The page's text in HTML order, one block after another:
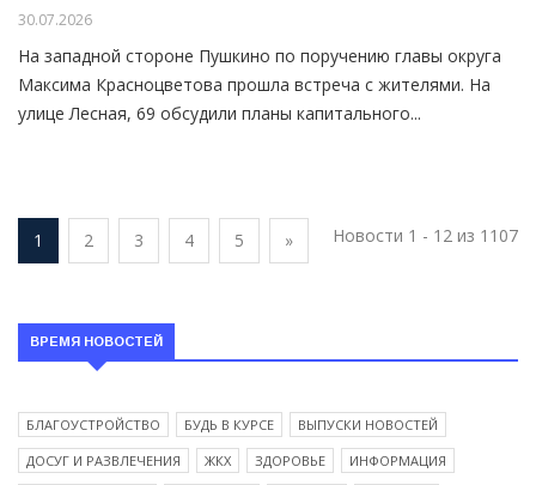
30.07.2026
На западной стороне Пушкино по поручению главы округа
Максима Красноцветова прошла встреча с жителями. На
улице Лесная, 69 обсудили планы капитального...
1 2 3 4 5 » Новости 1 - 12 из 1107
ВРЕМЯ НОВОСТЕЙ
БЛАГОУСТРОЙСТВО БУДЬ В КУРСЕ
ВЫПУСКИ НОВОСТЕЙ
ДОСУГ И РАЗВЛЕЧЕНИЯ
ЖКХ ЗДОРОВЬЕ
ИНФОРМАЦИЯ